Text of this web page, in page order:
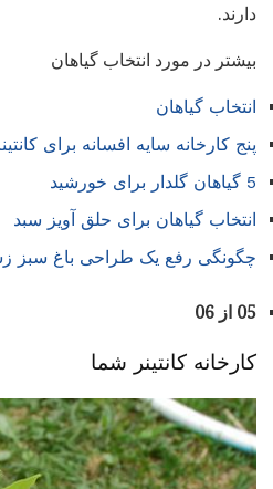
دارند.
بیشتر در مورد انتخاب گیاهان
انتخاب گیاهان
پنج کارخانه سایه افسانه برای
5 گیاهان گلدار برای خورشید
انتخاب گیاهان برای حلق آویز سبد
چگونگی رفع یک طراحی باغ سبز
05 از 06
کارخانه کانتینر شما